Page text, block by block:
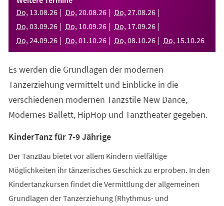
neuen
Tab)
Do, 13.08.26 Do, 20.08.26 Do, 27.08.26
Do, 03.09.26 Do, 10.09.26 Do, 17.09.26
Do, 24.09.26 Do, 01 .10.26 Do, 08.10.26 Do, 15.10.26
Es werden die Grundlagen der modernen
Tanzerziehung vermittelt und Einblicke in die
verschiedenen modernen Tanzstile New Dance,
Modernes Ballett, HipHop und Tanztheater gegeben.
KinderTanz für 7-9 Jährige
Der TanzBau bietet vor allem Kindern vielfältige
Möglichkeiten ihr tänzerisches Geschick zu erproben. In den
Kindertanzkursen findet die Vermittlung der allgemeinen
Grundlagen der Tanzerziehung (Rhythmus- und